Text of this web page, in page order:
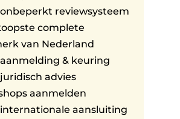
reviewsysteem
complete
van Nederland
& keuring
advies
aanmelden
aansluiting